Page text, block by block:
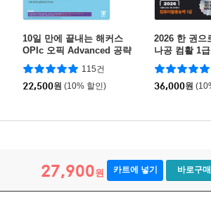
10일 만에 끝내는 해커스
OPIc 오픽 Advanced 공략
115건
22,500원 (10% 할인)
2026 한 권으
나공 컴활 1
(컴퓨터활용
36,000원
27,900원 카트에 넣기 바로구매